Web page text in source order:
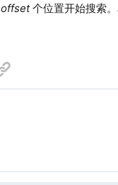
offset个位置开始搜索。